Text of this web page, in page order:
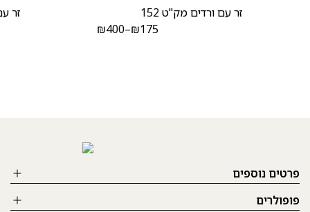
זר עם ורדים מק"ט 152
₪175
–
₪400
זר
פרטים נוספים
פופולרים